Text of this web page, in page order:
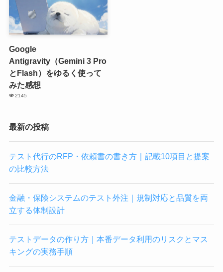
Google
Antigravity（Gemini 3 Pro
とFlash）をゆるく使って
みた感想
2145
最新の投稿
テスト代行のRFP・依頼書の書き方｜記載10項目と提案
の比較方法
金融・保険システムのテスト外注｜規制対応と品質を両
立する体制設計
テストデータの作り方｜本番データ利用のリスクとマス
キングの実務手順